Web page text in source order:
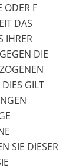
ODER F
DAS
IHRER
DIE
GILT
SIE DIESER